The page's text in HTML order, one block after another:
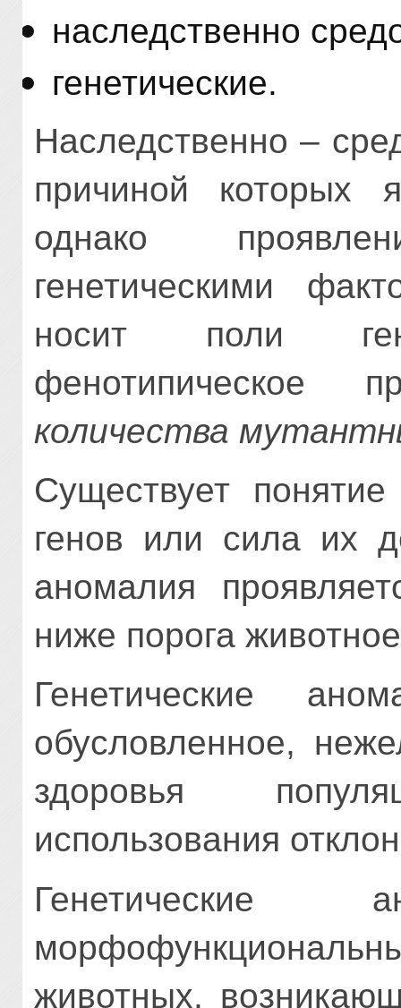
наследственно
генетические.
Наследственно –
причиной которых
однако
генетическими
носит поли
фенотипическое
количества
Существует
генов или сила их
аномалия
ниже порога
Генетические
обусловленное,
здоровья
использования
животных,